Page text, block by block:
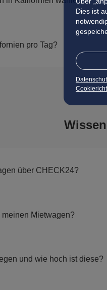
Dies ist
pro Tag?
über CHECK24?
Mietwagen?
und wie hoch ist diese?